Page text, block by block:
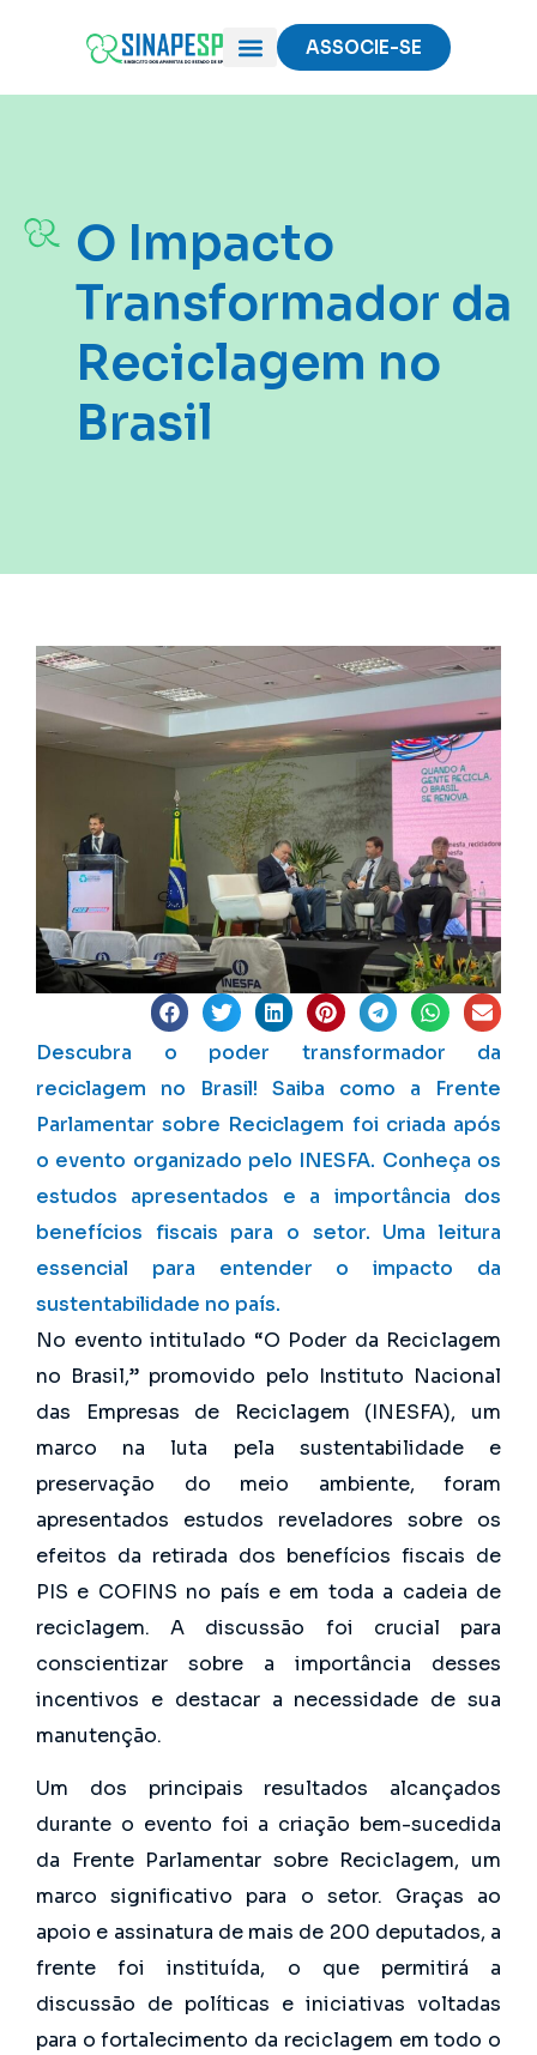
ASSOCIE-SE
O Impacto
Transformador da
Reciclagem no
Brasil
Descubra o poder transformador da
reciclagem no Brasil! Saiba como a Frente
Parlamentar sobre Reciclagem foi criada após
o evento organizado pelo INESFA. Conheça os
estudos apresentados e a importância dos
benefícios fiscais para o setor. Uma leitura
essencial para entender o impacto da
sustentabilidade no país.
No evento intitulado “O Poder da Reciclagem
no Brasil,” promovido pelo Instituto Nacional
das Empresas de Reciclagem (INESFA), um
marco na luta pela sustentabilidade e
preservação do meio ambiente, foram
apresentados estudos reveladores sobre os
efeitos da retirada dos benefícios fiscais de
PIS e COFINS no país e em toda a cadeia de
reciclagem. A discussão foi crucial para
conscientizar sobre a importância desses
incentivos e destacar a necessidade de sua
manutenção.
Um dos principais resultados alcançados
durante o evento foi a criação bem-sucedida
da Frente Parlamentar sobre Reciclagem, um
marco significativo para o setor. Graças ao
apoio e assinatura de mais de 200 deputados, a
frente foi instituída, o que permitirá a
discussão de políticas e iniciativas voltadas
para o fortalecimento da reciclagem em todo o